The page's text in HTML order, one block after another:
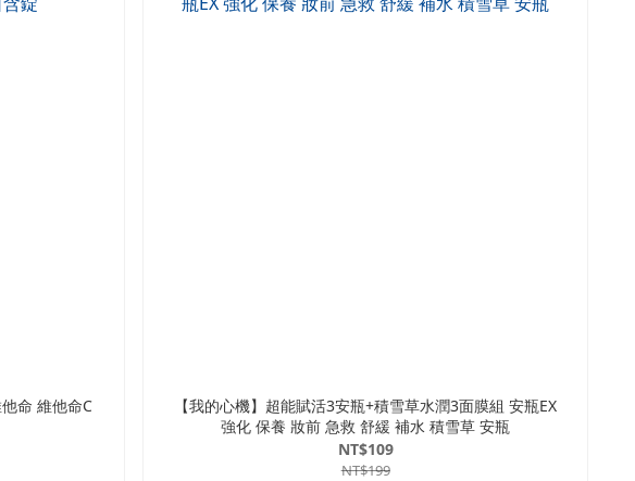
【我的心機】超能賦活3安瓶+積雪草水潤3面膜組 安瓶EX
強化 保養 妝前 急救 舒緩 補水 積雪草 安瓶
NT$109
NT$199